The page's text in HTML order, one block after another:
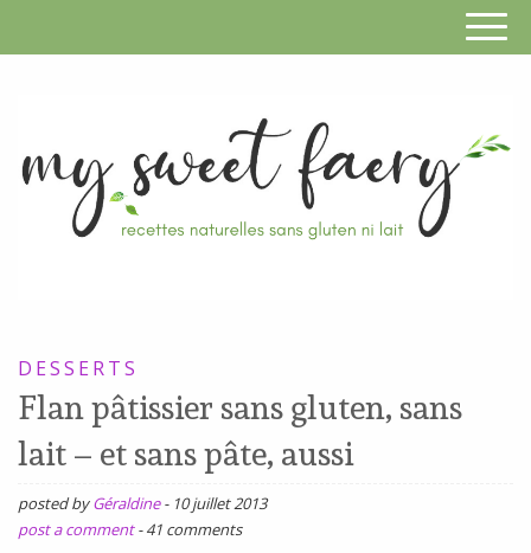
SANS
GLUTEN,
SANS
LAIT,
SOJA,
SANS
DESSERTS
Flan pâtissier sans gluten, sans
lait – et sans pâte, aussi
posted byGéraldine - 10 juillet 2013
post a comment -41 comments